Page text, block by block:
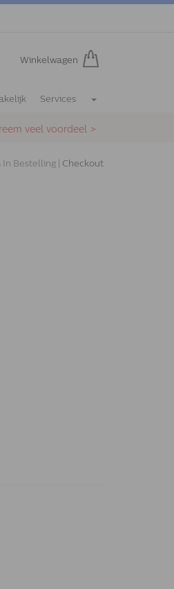
Winkelwagen
Services
veel voordeel >
Bestelling | Checkout